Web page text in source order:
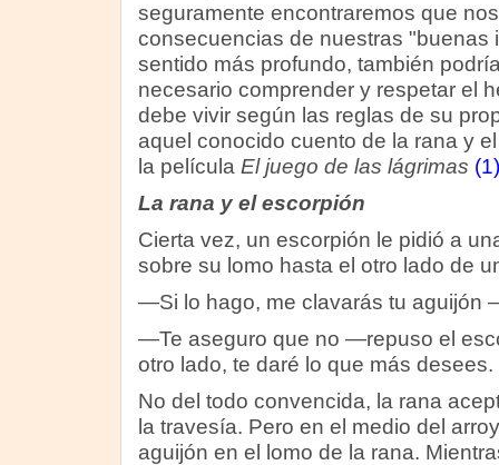
seguramente encontraremos que
consecuencias de nuestras "buenas
sentido más profundo, también
necesario comprender y respetar el
debe vivir según las reglas de su
aquel conocido cuento de la rana y
la película El juego de las lágrimas (1)
La rana y el escorpión
Cierta vez, un escorpión le pidió a
sobre su lomo hasta el otro lado de
—Si lo hago, me clavarás tu aguijón
—Te aseguro que no —repuso el
otro lado, te daré lo que más desees.
No del todo convencida, la rana
la travesía. Pero en el medio del
aguijón en el lomo de la rana.